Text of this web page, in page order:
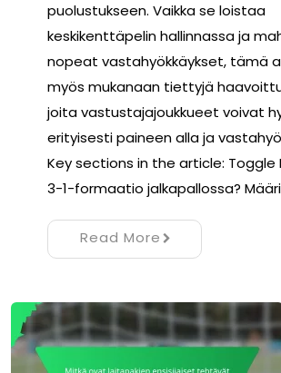
puolustukseen. Vaikka se loistaa
keskikenttäpelin hallinnassa ja
nopeat vastahyökkäykset, tämä
myös mukanaan tiettyjä
joita vastustajajoukkueet voivat
erityisesti paineen alla ja
Key sections in the article: Toggle
3-1-formaatio jalkapallossa?
Read More